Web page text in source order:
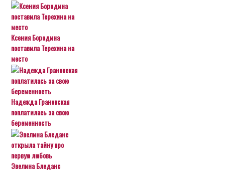
Ксения Бородина
поставила Терехина на
место
Надежда Грановская
поплатилась за свою
беременность
Эвелина Бледанс